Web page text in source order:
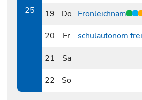
25
19
Do Fronleichnam
20
Fr schulautonom frei
21
Sa
22
So